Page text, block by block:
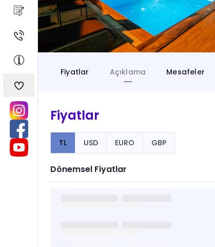
Fiyatlar
Açıklama Mesafeler
Fiyatlar
TL USD EURO GBP
Dönemsel Fiyatlar